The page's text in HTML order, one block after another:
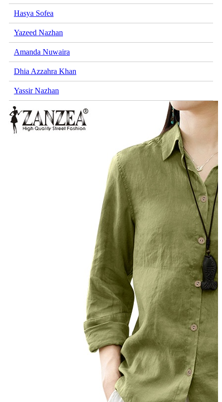
Hasya Sofea
Yazeed Nazhan
Amanda Nuwaira
Dhia Azzahra Khan
Yassir Nazhan